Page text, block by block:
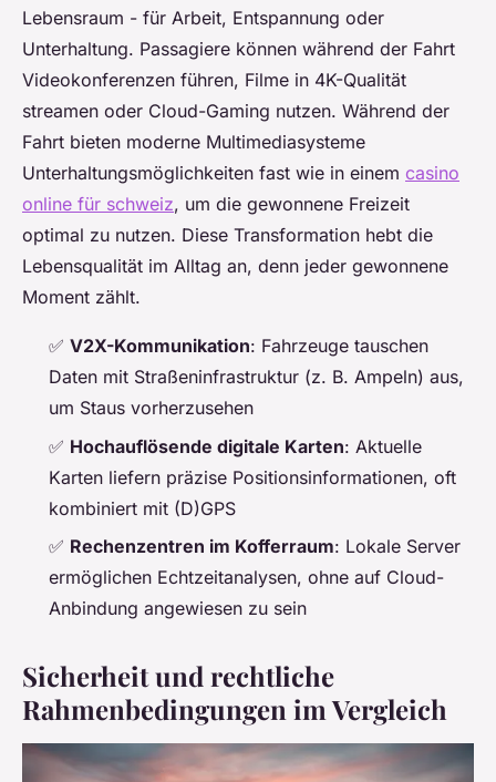
Lebensraum - für Arbeit, Entspannung oder
Unterhaltung. Passagiere können während der Fahrt
Videokonferenzen führen, Filme in 4K-Qualität
streamen oder Cloud-Gaming nutzen. Während der
Fahrt bieten moderne Multimediasysteme
Unterhaltungsmöglichkeiten fast wie in einem casino
online für schweiz, um die gewonnene Freizeit
optimal zu nutzen. Diese Transformation hebt die
Lebensqualität im Alltag an, denn jeder gewonnene
Moment zählt.
✅ V2X-Kommunikation: Fahrzeuge tauschen
Daten mit Straßeninfrastruktur (z. B. Ampeln) aus,
um Staus vorherzusehen
✅ Hochauflösende digitale Karten: Aktuelle
Karten liefern präzise Positionsinformationen, oft
kombiniert mit (D)GPS
✅ Rechenzentren im Kofferraum: Lokale Server
ermöglichen Echtzeitanalysen, ohne auf Cloud-
Anbindung angewiesen zu sein
Sicherheit und rechtliche
Rahmenbedingungen im Vergleich